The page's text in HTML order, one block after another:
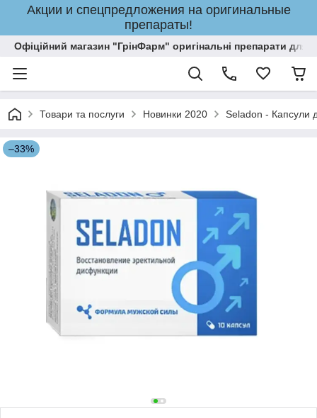
Акции и спецпредложения на оригинальные
препараты!
Офіційний магазин "ГрінФарм" оригінальні препарати для
Товари та послуги Новинки 2020 Seladon - Капсули
–33%